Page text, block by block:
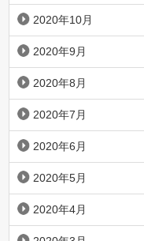
2020年10月
2020年9月
2020年8月
2020年7月
2020年6月
2020年5月
2020年4月